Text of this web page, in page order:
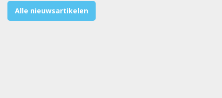
Alle nieuwsartikelen